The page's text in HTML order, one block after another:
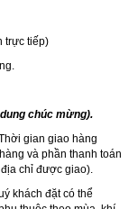
trực tiếp)
chúc mừng).
gian giao hàng
và phần thanh toán
chỉ được giao).
khách đặt có thể